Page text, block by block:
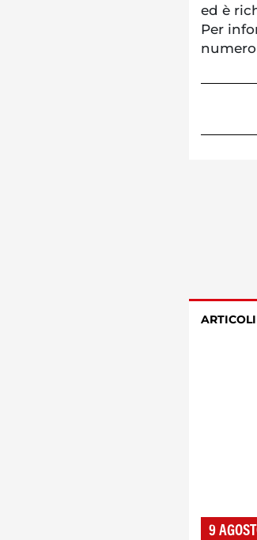
ed è
Per
numero
9